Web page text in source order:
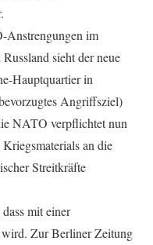
Anstrengungen im
sieht der neue
Hauptquartier in
Angriffsziel)
NATO verpflichtet nun
an die
Streitkräfte
mit einer
wird. Zur Berliner Zeitung